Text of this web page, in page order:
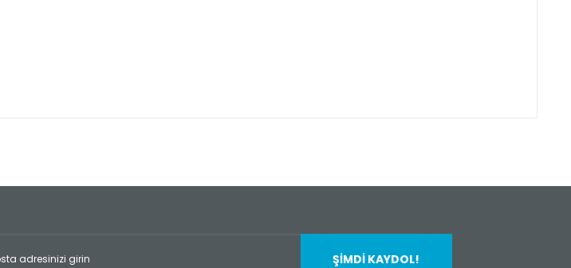
Yorum Yaz
ŞİMDİ KAYDOL!